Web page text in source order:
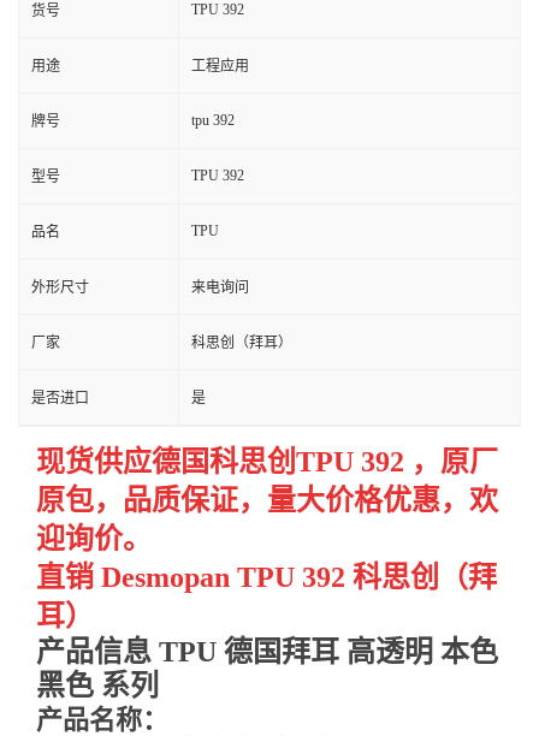
货号 TPU 392
用途 工程应用
牌号 tpu 392
型号 TPU 392
品名 TPU
外形尺寸 来电询问
厂家 科思创（拜耳）
是否进口 是
现货供应德国科思创TPU 392 ， 原厂
原包，品质保证，量大价格优惠，欢
迎询价。
直销 Desmopan TPU 392 科思创（拜
耳）
产品信息 TPU 德国拜耳 高透明 本色
黑色 系列
产品名称：